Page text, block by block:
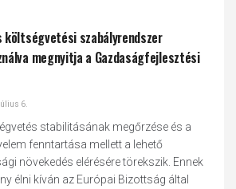
költségvetési szabályrendszer
megnyitja a Gazdaságfejlesztési
6.
stabilitásának megőrzése és a
fenntartása mellett a lehető
növekedés elérésére törekszik. Ennek
élni kíván az Európai Bizottság által